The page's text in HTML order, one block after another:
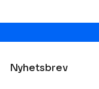
Nyhetsbrev